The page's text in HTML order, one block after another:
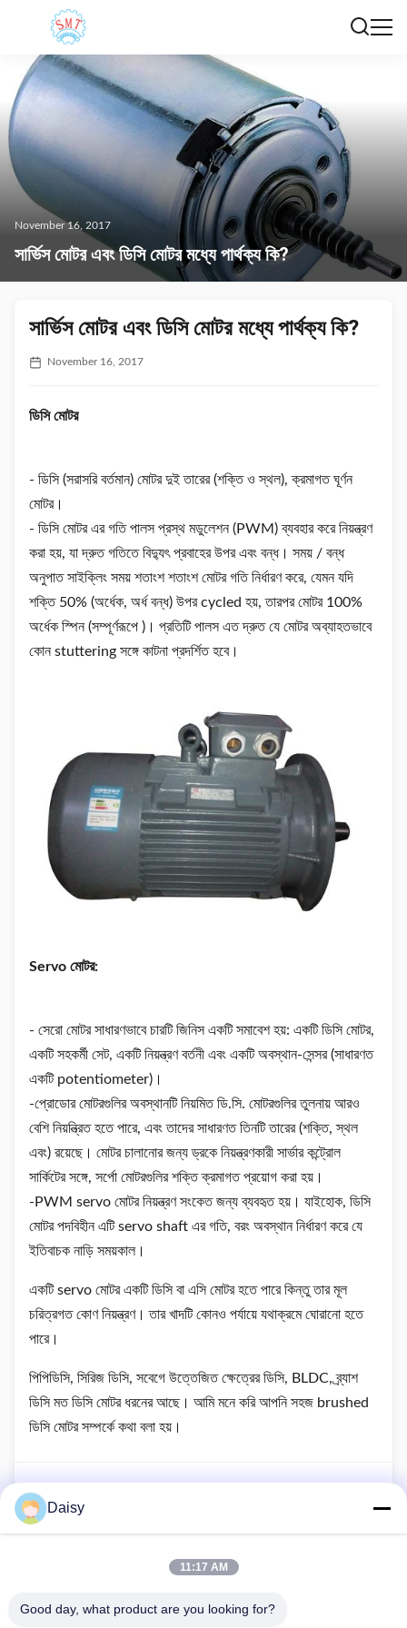
November 16, 2017
সার্ভিস মোটর এবং ডিসি মোটর মধ্যে পার্থক্য কি?
সার্ভিস মোটর এবং ডিসি মোটর মধ্যে পার্থক্য কি?
November 16, 2017
ডিসি মোটর
- ডিসি (সরাসরি বর্তমান) মোটর দুই তারের (শক্তি ও স্থল), ক্রমাগত ঘূর্ণন
মোটর।
- ডিসি মোটর এর গতি পালস প্রস্থ মডুলেশন (PWM) ব্যবহার করে নিয়ন্ত্রণ
করা হয়, যা দ্রুত গতিতে বিদ্যুৎ প্রবাহের উপর এবং বন্ধ। সময় / বন্ধ
অনুপাত সাইক্লিং সময় শতাংশ শতাংশ মোটর গতি নির্ধারণ করে, যেমন যদি
শক্তি 50% (অর্ধেক, অর্ধ বন্ধ) উপর cycled হয়, তারপর মোটর 100%
অর্ধেক স্পিন (সম্পূর্ণরূপে )। প্রতিটি পালস এত দ্রুত যে মোটর অব্যাহতভাবে
কোন stuttering সঙ্গে কাটনা প্রদর্শিত হবে।
Servo মোটর:
- সেরো মোটর সাধারণভাবে চারটি জিনিস একটি সমাবেশ হয়: একটি ডিসি মোটর,
একটি সহকর্মী সেট, একটি নিয়ন্ত্রণ বর্তনী এবং একটি অবস্থান-সেন্সর (সাধারণত
একটি potentiometer)।
-প্রোডোর মোটরগুলির অবস্থানটি নিয়মিত ডি.সি. মোটরগুলির তুলনায় আরও
বেশি নিয়ন্ত্রিত হতে পারে, এবং তাদের সাধারণত তিনটি তারের (শক্তি, স্থল
এবং) রয়েছে। মোটর চালানোর জন্য ড্রকে নিয়ন্ত্রণকারী সার্ভার কন্ট্রোল
সার্কিটের সঙ্গে, সর্পো মোটরগুলির শক্তি ক্রমাগত প্রয়োগ করা হয়।
-PWM servo মোটর নিয়ন্ত্রণ সংকেত জন্য ব্যবহৃত হয়। যাইহোক, ডিসি
মোটর পদবিহীন এটি servo shaft এর গতি, বরং অবস্থান নির্ধারণ করে যে
ইতিবাচক নাড়ি সময়কাল।
একটি servo মোটর একটি ডিসি বা এসি মোটর হতে পারে কিন্তু তার মূল
চরিত্রগত কোণ নিয়ন্ত্রণ। তার খাদটি কোনও পর্যায়ে যথাক্রমে ঘোরানো হতে
পারে।
পিপিডিসি, সিরিজ ডিসি, সবেগে উত্তেজিত ক্ষেত্রের ডিসি, BLDC, ব্র্যাশ
ডিসি মত ডিসি মোটর ধরনের আছে। আমি মনে করি আপনি সহজ brushed
ডিসি মোটর সম্পর্কে কথা বলা হয়।
আগের পোস্ট
Daisy
11:17 AM
Good day, what product are you looking for?